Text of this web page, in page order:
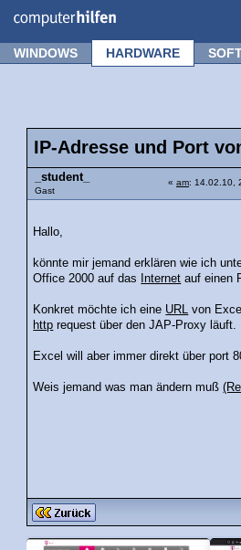
WINDOWS HARDWARE
IP-Adresse und Port
_student_
Gast
« am: 14.02.10,
Hallo,
könnte mir jemand erklären wie ich
Office 2000 auf das
Internet auf einen
Konkret möchte ich eine URL
von
http request über den JAP-Proxy läuft.
Excel will aber immer direkt über port
Weis jemand was man ändern muß